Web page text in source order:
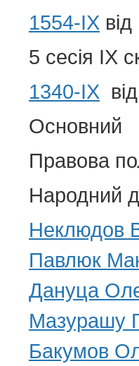
1554-IX
5 сесія IX
1340-ІХ
Основний
Правова
Народний
Неклюдов
Павлюк
Дануца
Мазурашу
Бакумов